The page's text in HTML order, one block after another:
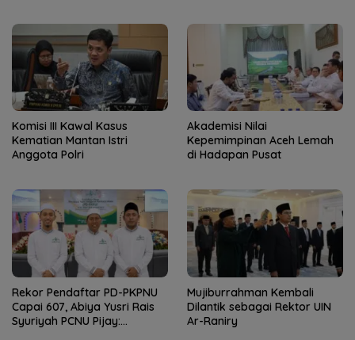
Komisi III Kawal Kasus
Kematian Mantan Istri
Anggota Polri
Akademisi Nilai
Kepemimpinan Aceh Lemah
di Hadapan Pusat
Rekor Pendaftar PD-PKPNU
Capai 607, Abiya Yusri Rais
Syuriyah PCNU Pijay:
Mujiburrahman Kembali
Dilantik sebagai Rektor UIN
Ar-Raniry